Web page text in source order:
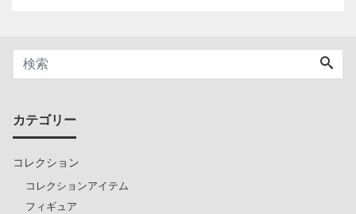
カテゴリー
コレクション
コレクションアイテム
フィギュア